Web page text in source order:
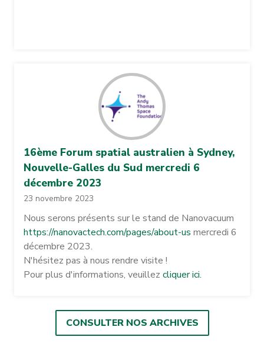
16ème Forum spatial australien à Sydney,
Nouvelle-Galles du Sud mercredi 6
décembre 2023
23 novembre 2023
Nous serons présents sur le stand de Nanovacuum
https://nanovactech.com/pages/about-us mercredi 6
décembre 2023.
N'hésitez pas à nous rendre visite !
Pour plus d'informations, veuillez cliquer ici.
CONSULTER NOS ARCHIVES